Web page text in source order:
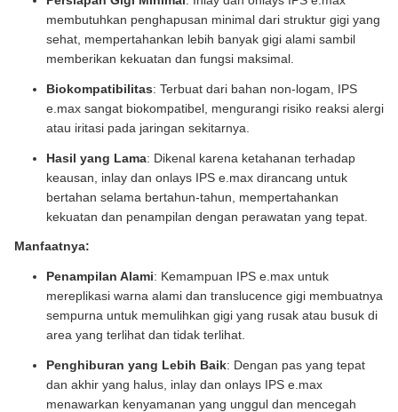
membutuhkan penghapusan minimal dari struktur gigi yang
sehat, mempertahankan lebih banyak gigi alami sambil
memberikan kekuatan dan fungsi maksimal.
Biokompatibilitas: Terbuat dari bahan non-logam, IPS
e.max sangat biokompatibel, mengurangi risiko reaksi alergi
atau iritasi pada jaringan sekitarnya.
Hasil yang Lama: Dikenal karena ketahanan terhadap
keausan, inlay dan onlays IPS e.max dirancang untuk
bertahan selama bertahun-tahun, mempertahankan
kekuatan dan penampilan dengan perawatan yang tepat.
Manfaatnya:
Penampilan Alami: Kemampuan IPS e.max untuk
mereplikasi warna alami dan translucence gigi membuatnya
sempurna untuk memulihkan gigi yang rusak atau busuk di
area yang terlihat dan tidak terlihat.
Penghiburan yang Lebih Baik: Dengan pas yang tepat
dan akhir yang halus, inlay dan onlays IPS e.max
menawarkan kenyamanan yang unggul dan mencegah